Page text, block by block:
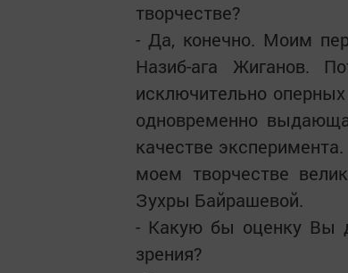
творчестве?
- Да, конечно. Моим
Назиб-ага Жиганов.
исключительно
одновременно
качестве
моем творчестве
Зухры Байрашевой.
- Какую бы оценку Вы
зрения?